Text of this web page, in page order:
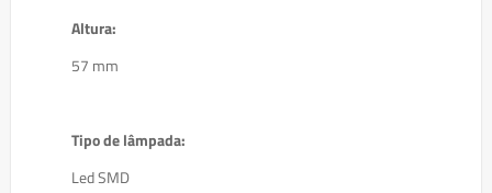
Altura:
57 mm
Tipo de lâmpada:
Led SMD